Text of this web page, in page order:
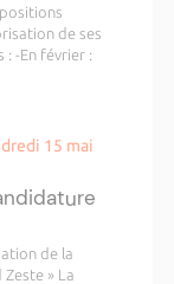
de ses
: -En février :
15 mai
de la
» La